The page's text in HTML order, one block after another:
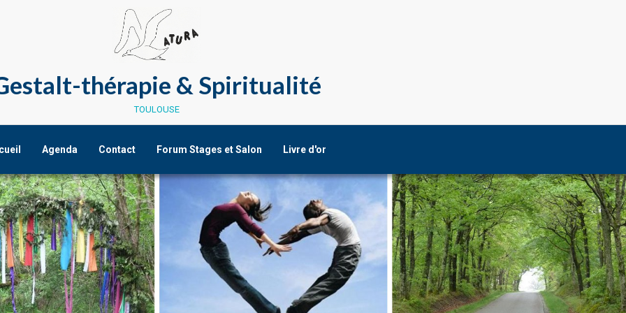
thérapie & Spiritualité
toulouse
Agenda Contact Forum Stages et Salon Livre d'or